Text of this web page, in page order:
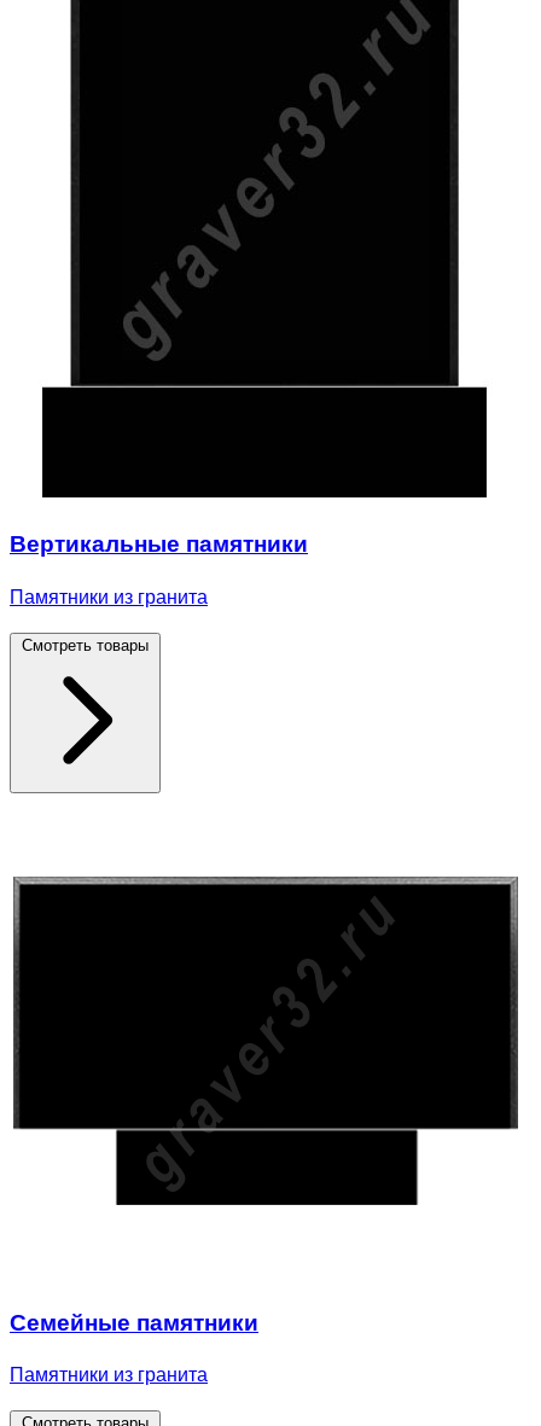
Вертикальные памятники
Памятники из гранита
Смотреть товары
Семейные памятники
Памятники из гранита